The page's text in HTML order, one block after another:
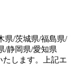
県/茨城県/福島県/
/静岡県/愛知県
たします。上記エ